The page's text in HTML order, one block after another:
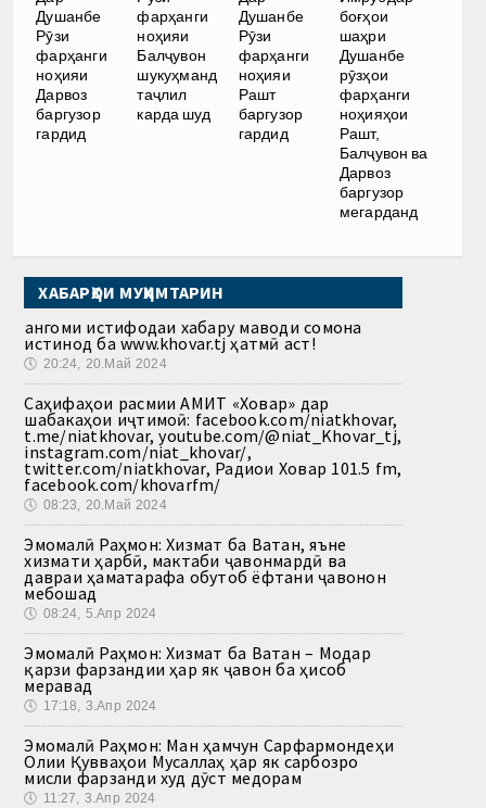
Душанбе
Рӯзи
фарҳанги
ноҳияи
Дарвоз
баргузор
гардид
фарҳанги
ноҳияи
Балҷувон
шукуҳманд
таҷлил
карда шуд
Душанбе
Рӯзи
фарҳанги
ноҳияи
Рашт
баргузор
гардид
боғҳои
шаҳри
Душанбе
рӯзҳои
фарҳанги
ноҳияҳои
Рашт,
Балҷувон ва
Дарвоз
баргузор
мегарданд
ХАБАРҲОИ МУҲИМТАРИН
Ҳангоми истифодаи хабару маводи сомона
истинод ба www.khovar.tj ҳатмӣ аст!
🕔 20:24, 20.Май 2024
Саҳифаҳои расмии АМИТ «Ховар» дар
шабакаҳои иҷтимоӣ: facebook.com/niatkhovar,
t.me/niatkhovar, youtube.com/@niat_Khovar_tj,
instagram.com/niat_khovar/,
twitter.com/niatkhovar, Радиои Ховар 101.5 fm,
facebook.com/khovarfm/
🕔 08:23, 20.Май 2024
Эмомалӣ Раҳмон: Хизмат ба Ватан, яъне
хизмати ҳарбӣ, мактаби ҷавонмардӣ ва
давраи ҳаматарафа обутоб ёфтани ҷавонон
мебошад
🕔 08:24, 5.Апр 2024
Эмомалӣ Раҳмон: Хизмат ба Ватан – Модар
қарзи фарзандии ҳар як ҷавон ба ҳисоб
меравад
🕔 17:18, 3.Апр 2024
Эмомалӣ Раҳмон: Ман ҳамчун Сарфармондеҳи
Олии Қувваҳои Мусаллаҳ ҳар як сарбозро
мисли фарзанди худ дӯст медорам
🕔 11:27, 3.Апр 2024